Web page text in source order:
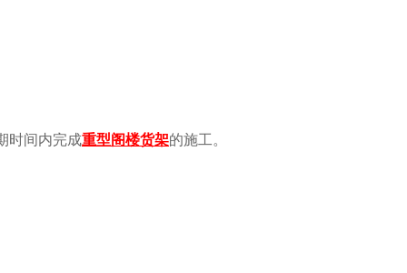
时间内完成重型阁楼货架的施工。